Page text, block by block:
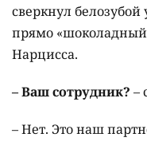
сверкнул
прямо
Нарцисса.
– Ваш сотрудник? –
– Нет. Это наш